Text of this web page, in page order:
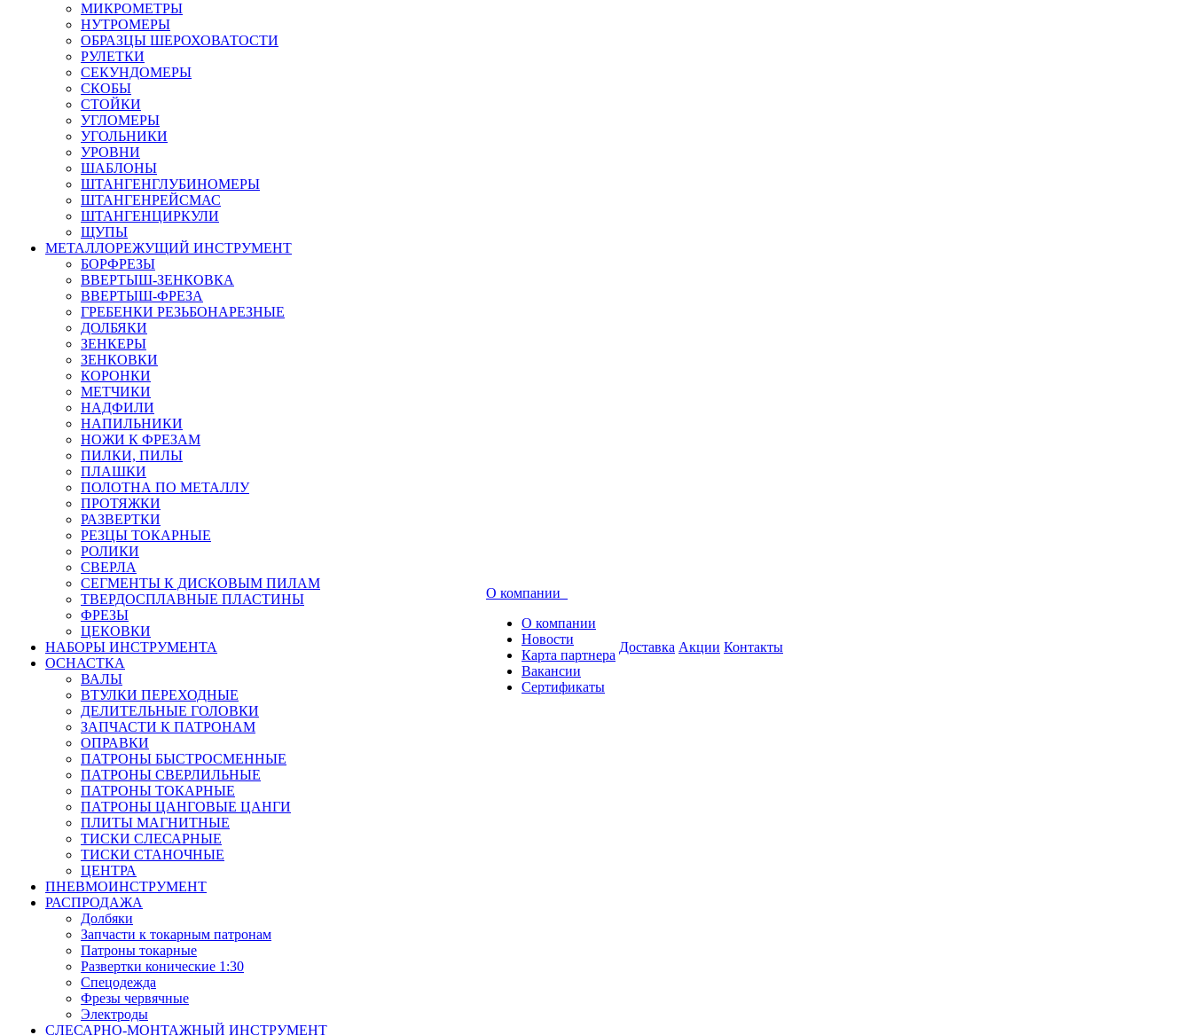
МИКРОМЕТРЫ
НУТРОМЕРЫ
ОБРАЗЦЫ ШЕРОХОВАТОСТИ
РУЛЕТКИ
СЕКУНДОМЕРЫ
СКОБЫ
СТОЙКИ
УГЛОМЕРЫ
УГОЛЬНИКИ
УРОВНИ
ШАБЛОНЫ
ШТАНГЕНГЛУБИНОМЕРЫ
ШТАНГЕНРЕЙСМАС
ШТАНГЕНЦИРКУЛИ
ЩУПЫ
МЕТАЛЛОРЕЖУЩИЙ ИНСТРУМЕНТ
БОРФРЕЗЫ
ВВЕРТЫШ-ЗЕНКОВКА
ВВЕРТЫШ-ФРЕЗА
ГРЕБЕНКИ РЕЗЬБОНАРЕЗНЫЕ
ДОЛБЯКИ
ЗЕНКЕРЫ
ЗЕНКОВКИ
КОРОНКИ
МЕТЧИКИ
НАДФИЛИ
НАПИЛЬНИКИ
НОЖИ К ФРЕЗАМ
ПИЛКИ, ПИЛЫ
ПЛАШКИ
ПОЛОТНА ПО МЕТАЛЛУ
ПРОТЯЖКИ
РАЗВЕРТКИ
РЕЗЦЫ ТОКАРНЫЕ
РОЛИКИ
СВЕРЛА
СЕГМЕНТЫ К ДИСКОВЫМ ПИЛАМ
ТВЕРДОСПЛАВНЫЕ ПЛАСТИНЫ
ФРЕЗЫ
ЦЕКОВКИ
НАБОРЫ ИНСТРУМЕНТА
ОСНАСТКА
ВАЛЫ
ВТУЛКИ ПЕРЕХОДНЫЕ
ДЕЛИТЕЛЬНЫЕ ГОЛОВКИ
ЗАПЧАСТИ К ПАТРОНАМ
ОПРАВКИ
ПАТРОНЫ БЫСТРОСМЕННЫЕ
ПАТРОНЫ СВЕРЛИЛЬНЫЕ
ПАТРОНЫ ТОКАРНЫЕ
ПАТРОНЫ ЦАНГОВЫЕ ЦАНГИ
ПЛИТЫ МАГНИТНЫЕ
ТИСКИ СЛЕСАРНЫЕ
ТИСКИ СТАНОЧНЫЕ
ЦЕНТРА
ПНЕВМОИНСТРУМЕНТ
РАСПРОДАЖА
Долбяки
Запчасти к токарным патронам
Патроны токарные
Развертки конические 1:30
Спецодежда
Фрезы червячные
Электроды
СЛЕСАРНО-МОНТАЖНЫЙ ИНСТРУМЕНТ
О компании
О компании
Новости
Карта партнера
Вакансии
Сертификаты
Доставка Акции Контакты